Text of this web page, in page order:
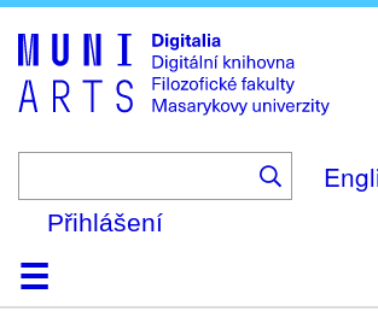
to
main
content
Přihlášení
DomůKolekce
Prohlížení
Vyhledávání
O platformě
Nápověda
KontaktDigitalia